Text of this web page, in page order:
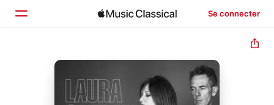
Se connecter
Accueil
Parcourir